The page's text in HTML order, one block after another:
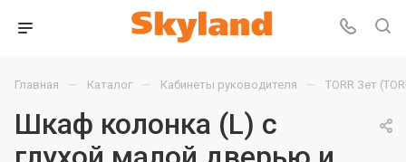
Главная — Каталог — Кабинеты руководителя — TORR Зет
Шкаф колонка (L) с